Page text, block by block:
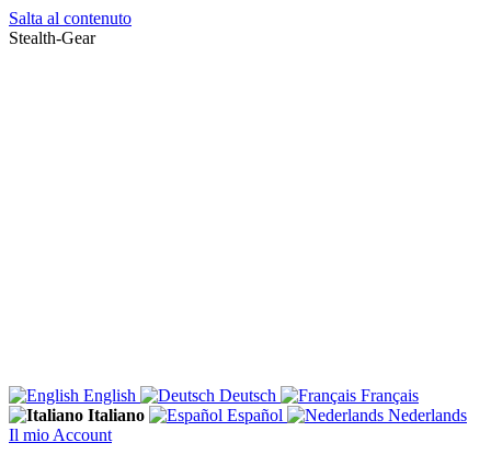
Salta al contenuto
Stealth-Gear
English Deutsch
Français
Italiano
Español
Nederlands
Il mio Account